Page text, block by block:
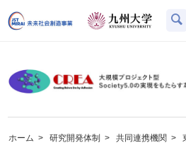
ホーム > 研究開発体制 > 共同連携機関 >